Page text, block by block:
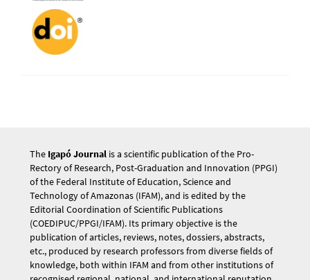
The Igapó Journal is a scientific publication of the Pro-
Rectory of Research, Post-Graduation and Innovation (PPGI)
of the Federal Institute of Education, Science and
Technology of Amazonas (IFAM), and is edited by the
Editorial Coordination of Scientific Publications
(COEDIPUC/PPGI/IFAM). Its primary objective is the
publication of articles, reviews, notes, dossiers, abstracts,
etc., produced by research professors from diverse fields of
knowledge, both within IFAM and from other institutions of